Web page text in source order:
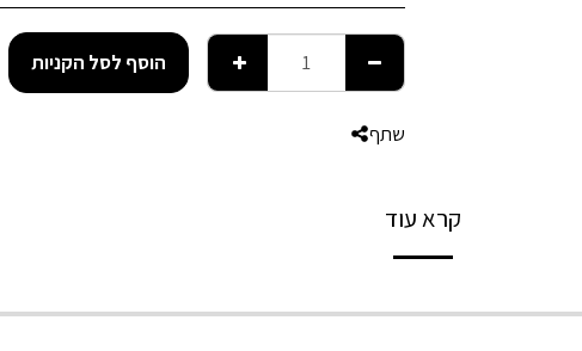
הוסף לסל הקניות
שתף
קרא עוד